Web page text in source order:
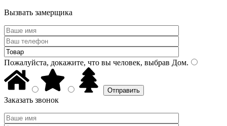
Вызвать замерщика
Пожалуйста, докажите, что вы человек, выбрав Дом.
Заказать звонок